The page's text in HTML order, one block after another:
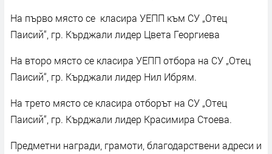
На първо място се класира УЕПП към СУ „Отец
Паисий“, гр. Кърджали лидер Цвета Георгиева
На второ място се класира УЕПП отбора на СУ „Отец
Паисий“, гр. Кърджали лидер Нил Ибрям.
На трето място се класира отборът на СУ „Отец
Паисий“, гр. Кърджали лидер Красимира Стоева.
Предметни награди, грамоти, благодарствени адреси и